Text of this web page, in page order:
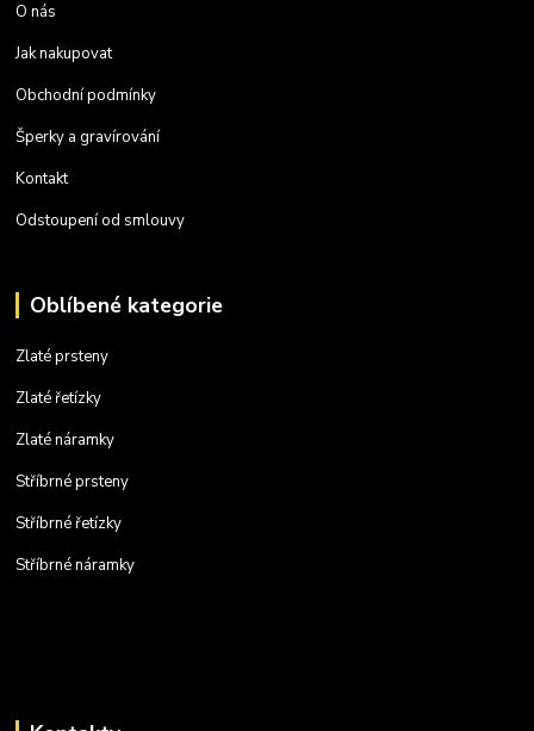
O nás
Jak nakupovat
Obchodní podmínky
Šperky a gravírování
Kontakt
Odstoupení od smlouvy
Oblíbené kategorie
Zlaté prsteny
Zlaté řetízky
Zlaté náramky
Stříbrné prsteny
Stříbrné řetízky
Stříbrné náramky